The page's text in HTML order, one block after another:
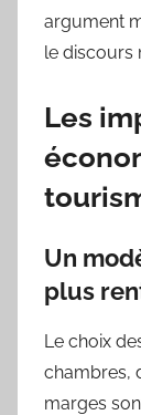
argument
le discours
Les
Un
plus
Le choix
chambres,
marges